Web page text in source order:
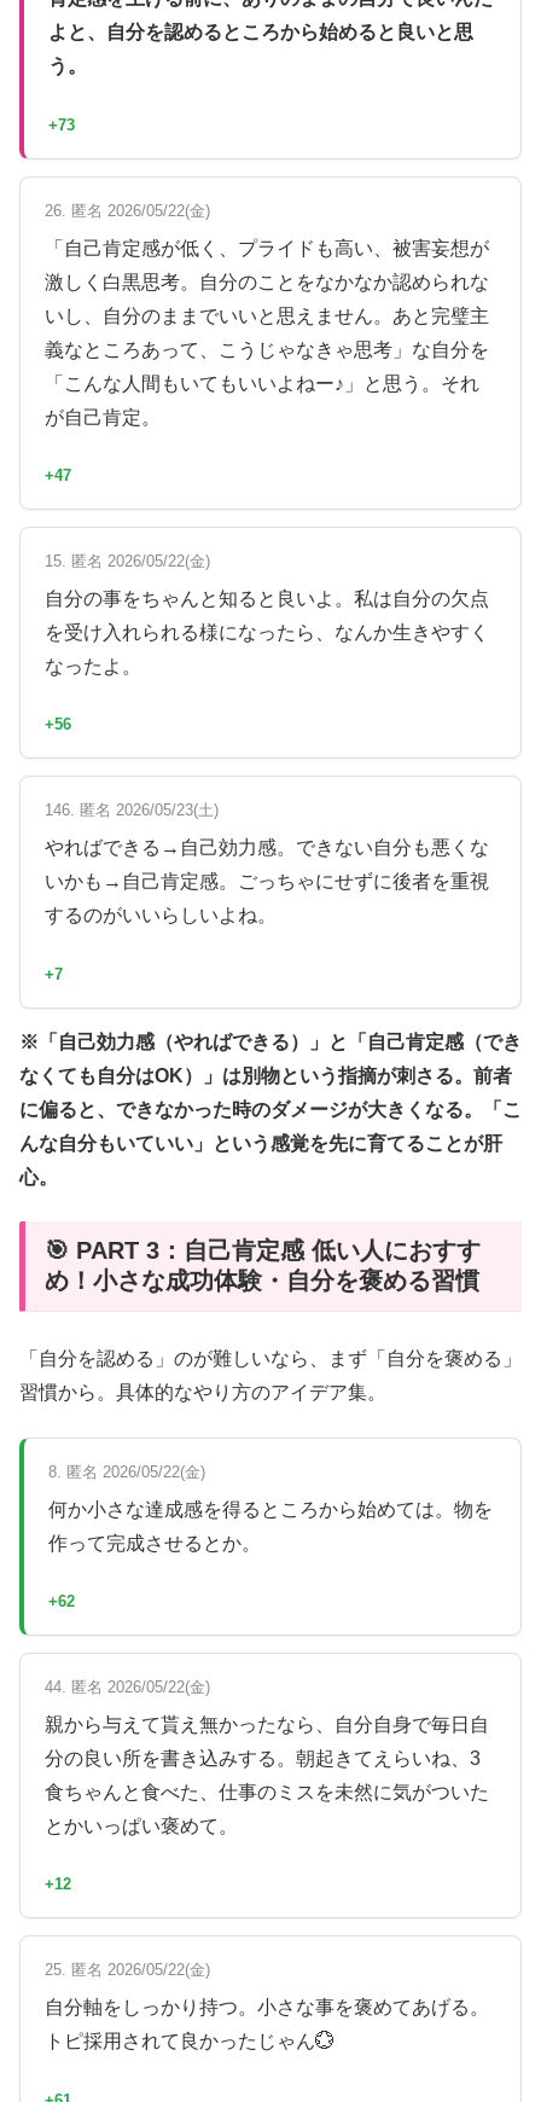
よと、自分を認めるところから始めると良いと思
う。
+73
26. 匿名 2026/05/22(金)
「自己肯定感が低く、プライドも高い、被害妄想が
激しく白黒思考。自分のことをなかなか認められな
いし、自分のままでいいと思えません。あと完璧主
義なところあって、こうじゃなきゃ思考」な自分を
「こんな人間もいてもいいよねー♪」と思う。それ
が自己肯定。
+47
15. 匿名 2026/05/22(金)
自分の事をちゃんと知ると良いよ。私は自分の欠点
を受け入れられる様になったら、なんか生きやすく
なったよ。
+56
146. 匿名 2026/05/23(土)
やればできる→自己効力感。できない自分も悪くな
いかも→自己肯定感。ごっちゃにせずに後者を重視
するのがいいらしいよね。
+7
※「自己効力感（やればできる）」と「自己肯定感（でき
なくても自分はOK）」は別物という指摘が刺さる。前者
に偏ると、できなかった時のダメージが大きくなる。「こ
んな自分もいていい」という感覚を先に育てることが肝
心。
🎯 PART 3：自己肯定感 低い人におすす
め！小さな成功体験・自分を褒める習慣
「自分を認める」のが難しいなら、まず「自分を褒める」
習慣から。具体的なやり方のアイデア集。
8. 匿名 2026/05/22(金)
何か小さな達成感を得るところから始めては。物を
作って完成させるとか。
+62
44. 匿名 2026/05/22(金)
親から与えて貰え無かったなら、自分自身で毎日自
分の良い所を書き込みする。朝起きてえらいね、3
食ちゃんと食べた、仕事のミスを未然に気がついた
とかいっぱい褒めて。
+12
25. 匿名 2026/05/22(金)
自分軸をしっかり持つ。小さな事を褒めてあげる。
トピ採用されて良かったじゃん💮